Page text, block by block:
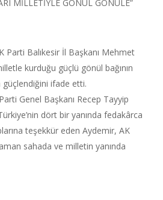
MİLLETİYLE GÖNÜL GÖNÜLE”
Parti Balıkesir İl Başkanı Mehmet
kurduğu güçlü gönül bağının
ifade etti.
Genel Başkanı Recep Tayyip
dört bir yanında fedakârca
teşekkür eden Aydemir, AK
sahada ve milletin yanında